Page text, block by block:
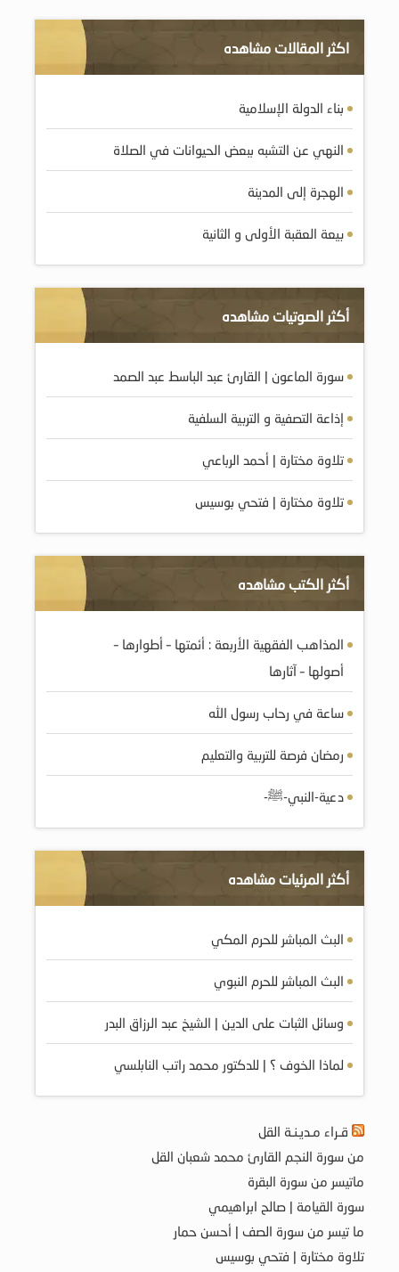
اكثر المقالات مشاهده
بناء الدولة الإسلامية
النهي عن التشبه ببعض الحيوانات في الصلاة
الهجرة إلى المدينة
بيعة العقبة الأولى و الثانية
أكثر الصوتيات مشاهده
سورة الماعون | القارئ عبد الباسط عبد الصمد
إذاعة التصفية و التربية السلفية
تلاوة مختارة | أحمد الرباعي
تلاوة مختارة | فتحي بوسيس
أكثر الكتب مشاهده
المذاهب الفقهية الأربعة : أئمتها – أطوارها –
أصولها – آثارها
ساعة في رحاب رسول الله
رمضان فرصة للتربية والتعليم
دعية-النبي-ﷺ-
أكثر المرئيات مشاهده
البث المباشر للحرم المكي
البث المباشر للحرم النبوي
وسائل الثبات على الدين | الشيخ عبد الرزاق البدر
لماذا الخوف ؟ | للدكتور محمد راتب النابلسي
قـراء مـديـنـة القل
من سورة النجم القارئ محمد شعبان القل
ماتيسر من سورة البقرة
سورة القيامة | صالح ابراهيمي
ما تيسر من سورة الصف | أحسن حمار
تلاوة مختارة | فتحي بوسيس